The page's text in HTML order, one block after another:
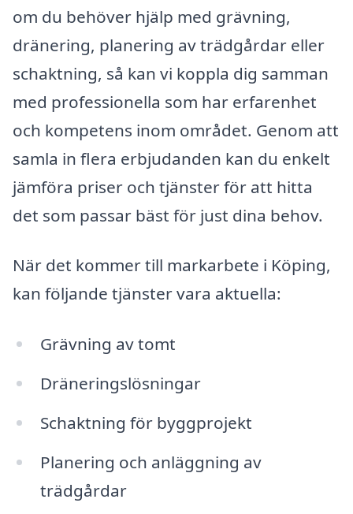
om du behöver hjälp med grävning,
dränering, planering av trädgårdar eller
schaktning, så kan vi koppla dig samman
med professionella som har erfarenhet
och kompetens inom området. Genom att
samla in flera erbjudanden kan du enkelt
jämföra priser och tjänster för att hitta
det som passar bäst för just dina behov.
När det kommer till markarbete i Köping,
kan följande tjänster vara aktuella:
Grävning av tomt
Dräneringslösningar
Schaktning för byggprojekt
Planering och anläggning av
trädgårdar